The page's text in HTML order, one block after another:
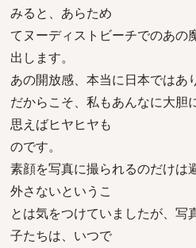
みると、あらため
てヌーディストビーチでのあの
出します。
あの開放感、本当に日本ではあ
だからこそ、私もあんなに大胆
思えばヒヤヒヤも
のです。
素顔を写真に撮られるのだけは
外さないというこ
とは気をつけていましたが、写
子たちは、いつで